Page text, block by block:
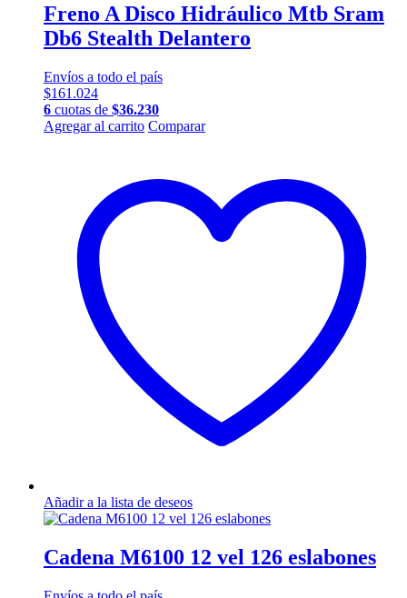
Freno A Disco Hidráulico Mtb Sram
Db6 Stealth Delantero
Envíos a todo el país
$161.024
6 cuotas de $36.230
Agregar al carrito Comparar
Añadir a la lista de deseos
Cadena M6100 12 vel 126 eslabones